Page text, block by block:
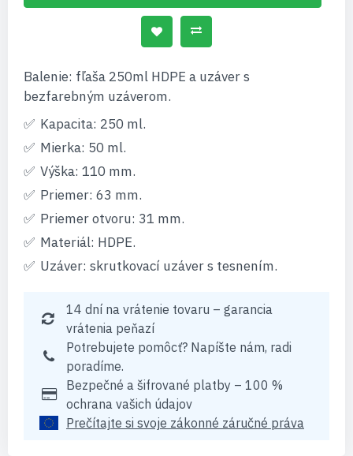
Balenie: fľaša 250ml HDPE a uzáver s
bezfarebným uzáverom.
Kapacita: 250 ml.
Mierka: 50 ml.
Výška: 110 mm.
Priemer: 63 mm.
Priemer otvoru: 31 mm.
Materiál: HDPE.
Uzáver: skrutkovací uzáver s tesnením.
14 dní na vrátenie tovaru – garancia
vrátenia peňazí
Potrebujete pomôcť? Napíšte nám, radi
poradíme.
Bezpečné a šifrované platby – 100 %
ochrana vašich údajov
Prečítajte si svoje zákonné záručné práva